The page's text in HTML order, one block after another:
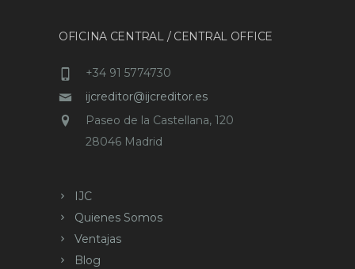
OFICINA CENTRAL / CENTRAL OFFICE
+34 91 5774730
ijcreditor@ijcreditor.es
Paseo de la Castellana, 120
28046 Madrid
IJC
Quienes Somos
Ventajas
Blog